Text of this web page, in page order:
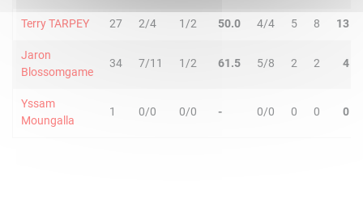
Terry TARPEY 27 2/4 1/2 50.0 4/4 5 8 13
Jaron
Blossomgame
34 7/11 1/2 61.5 5/8 2 2 4
Yssam
Moungalla
1 0/0 0/0 - 0/0 0 0 0